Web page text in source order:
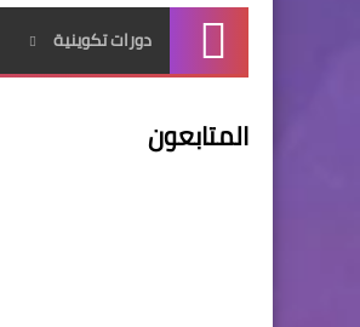
الرئيسية
دورات تكوينية
المتابعون